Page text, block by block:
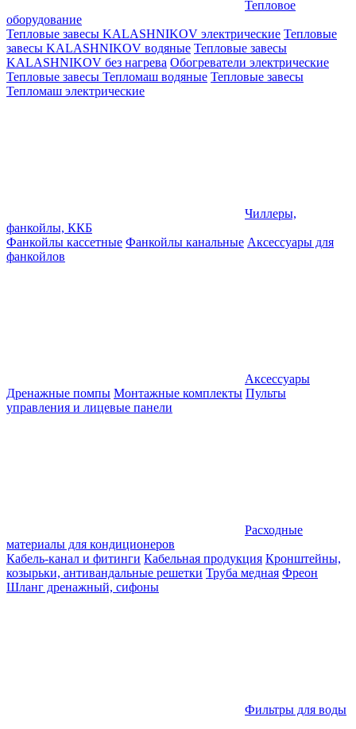
Тепловое
оборудование
Тепловые завесы KALASHNIKOV электрические Тепловые
завесы KALASHNIKOV водяные Тепловые завесы
KALASHNIKOV без нагрева Обогреватели электрические
Тепловые завесы Тепломаш водяные Тепловые завесы
Тепломаш электрические
Чиллеры,
фанкойлы, ККБ
Фанкойлы кассетные Фанкойлы канальные Аксессуары для
фанкойлов
Аксессуары
Дренажные помпы Монтажные комплекты Пульты
управления и лицевые панели
Расходные
материалы для кондиционеров
Кабель-канал и фитинги Кабельная продукция Кронштейны,
козырьки, антивандальные решетки Труба медная Фреон
Шланг дренажный, сифоны
Фильтры для воды